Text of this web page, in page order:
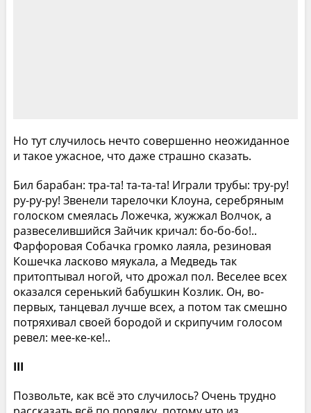
Но тут случилось нечто совершенно неожиданное
и такое ужасное, что даже страшно сказать.
Бил барабан: тра-та! та-та-та! Играли трубы: тру-ру!
ру-ру-ру! Звенели тарелочки Клоуна, серебряным
голоском смеялась Ложечка, жужжал Волчок, а
развеселившийся Зайчик кричал: бо-бо-бо!..
Фарфоровая Собачка громко лаяла, резиновая
Кошечка ласково мяукала, а Медведь так
притоптывал ногой, что дрожал пол. Веселее всех
оказался серенький бабушкин Козлик. Он, во-
первых, танцевал лучше всех, а потом так смешно
потряхивал своей бородой и скрипучим голосом
ревел: мее-ке-ке!..
III
Позвольте, как всё это случилось? Очень трудно